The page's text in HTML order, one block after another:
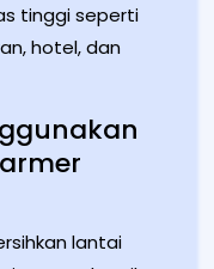
tinggi seperti
hotel, dan
lantai